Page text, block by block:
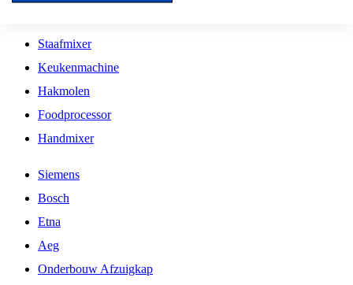
Kookplaat Accessoires
Staafmixer
Keukenmachine
Hakmolen
Foodprocessor
Handmixer
Siemens
Bosch
Etna
Aeg
Onderbouw Afzuigkap